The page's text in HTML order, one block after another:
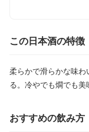
この日本酒の特徴
柔らかで滑らかな味
る。冷やでも燗でも美
おすすめの飲み方